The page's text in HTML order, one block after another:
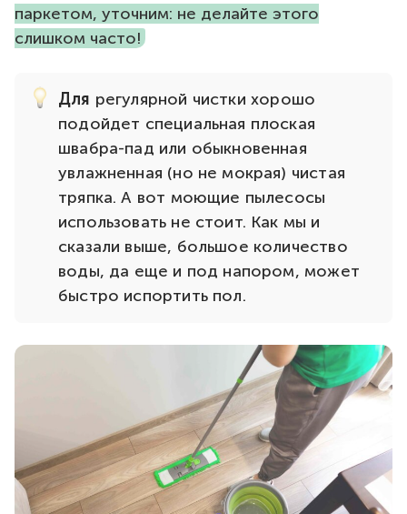
паркетом, уточним: не делайте этого
слишком часто!
Для регулярной чистки хорошо
подойдет специальная плоская
швабра-пад или обыкновенная
увлажненная (но не мокрая) чистая
тряпка. А вот моющие пылесосы
использовать не стоит. Как мы и
сказали выше, большое количество
воды, да еще и под напором, может
быстро испортить пол.